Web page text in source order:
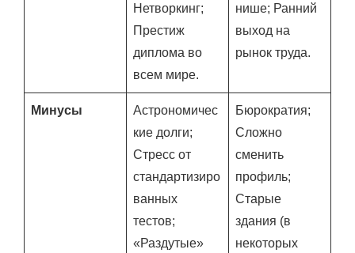
Нетворкинг;
Престиж
диплома во
всем мире.
нише; Ранний
выход на
рынок труда.
Минусы
Астрономичес
кие долги;
Стресс от
стандартизиро
ванных
тестов;
«Раздутые»
Бюрократия;
Сложно
сменить
профиль;
Старые
здания (в
некоторых